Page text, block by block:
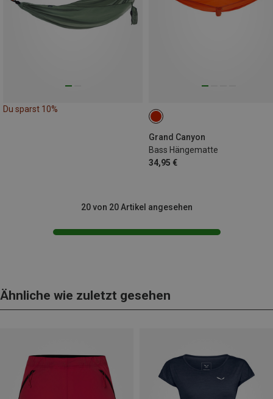
Du sparst 10%
Grand Canyon
Bass Hängematte
34,95 €
20 von 20 Artikel angesehen
Ähnliche wie zuletzt gesehen